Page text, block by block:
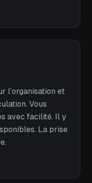
l’organisation et
Vous
avec facilité. Il y
La prise